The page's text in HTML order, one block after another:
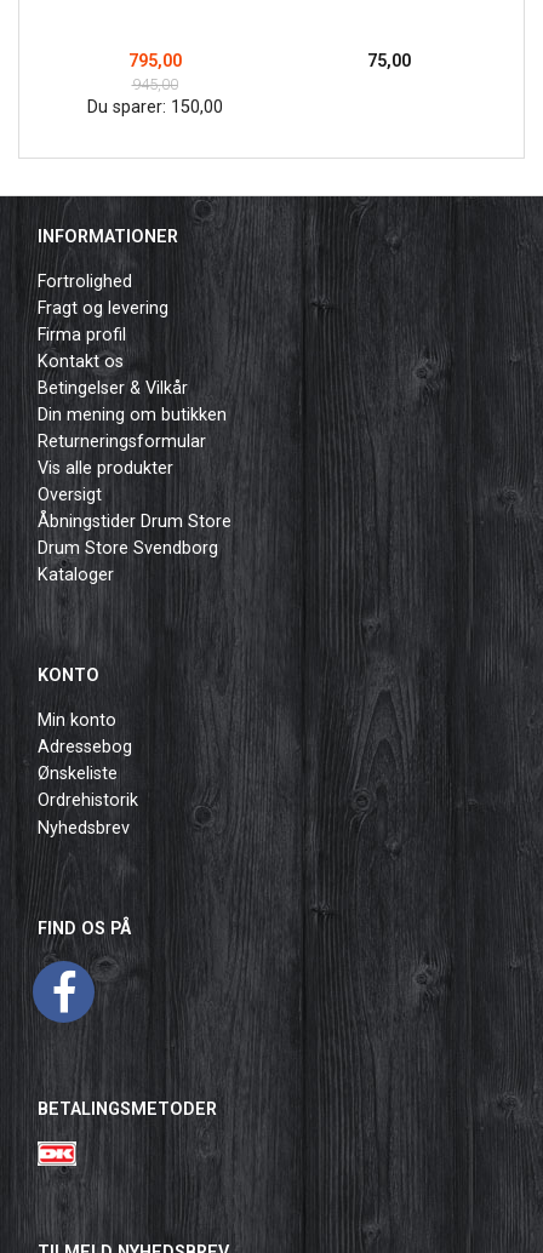
795,00
945,00
Du sparer: 150,00
75,00
INFORMATIONER
Fortrolighed
Fragt og levering
Firma profil
Kontakt os
Betingelser & Vilkår
Din mening om butikken
Returneringsformular
Vis alle produkter
Oversigt
Åbningstider Drum Store
Drum Store Svendborg
Kataloger
KONTO
Min konto
Adressebog
Ønskeliste
Ordrehistorik
Nyhedsbrev
FIND OS PÅ
BETALINGSMETODER